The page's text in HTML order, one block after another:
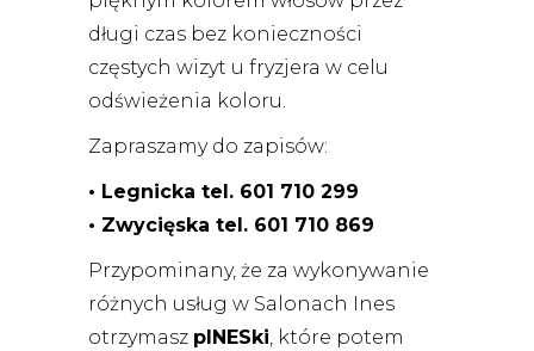
długi czas bez konieczności
częstych wizyt u fryzjera w celu
odświeżenia koloru.
Zapraszamy do zapisów:
• Legnicka tel. 601 710 299
• Zwycięska tel. 601 710 869
Przypominany, że za wykonywanie
różnych usług w Salonach Ines
otrzymasz pINESki, które potem